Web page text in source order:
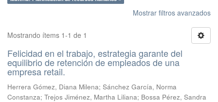
Mostrar filtros avanzados
Mostrando ítems 1-1 de 1
Felicidad en el trabajo, estrategia garante del
equilibrio de retención de empleados de una
empresa retail.
Herrera Gómez, Diana Milena; Sánchez García, Norma
Constanza; Trejos Jiménez, Martha Liliana; Bossa Pérez, Sandra